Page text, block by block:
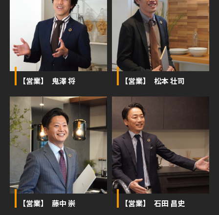
【営業】 鬼澤 将 【営業】 松本 壮司
【営業】 藤中 崇 【営業】 石田 昌史